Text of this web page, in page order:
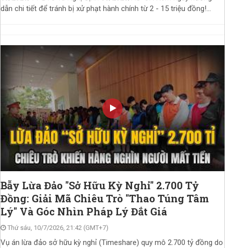
dẫn chi tiết để tránh bị xử phạt hành chính từ 2 - 15 triệu đồng!...
Bẫy Lừa Đảo "Sở Hữu Kỳ Nghỉ" 2.700 Tỷ
Đồng: Giải Mã Chiêu Trò "Thao Túng Tâm
Lý" Và Góc Nhìn Pháp Lý Đắt Giá
Thứ sáu, 10/7/2026, 21:42 (GMT+7)
Vụ án lừa đảo sở hữu kỳ nghỉ (Timeshare) quy mô 2.700 tỷ đồng do